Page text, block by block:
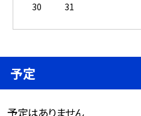
30
31
予定
予定はありません